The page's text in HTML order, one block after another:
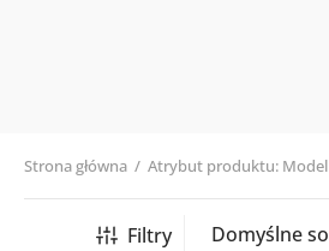
Strona główna / Atrybut produktu: Model
Filtry